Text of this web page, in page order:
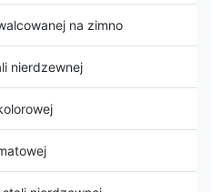
na zimno
nierdzewnej